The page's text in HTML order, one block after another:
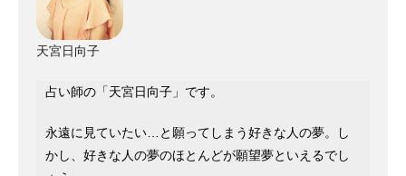
天宮日向子
占い師の「天宮日向子」です。
永遠に見ていたい…と願ってしまう好きな人の夢。し
かし、好きな人の夢のほとんどが願望夢といえるでし